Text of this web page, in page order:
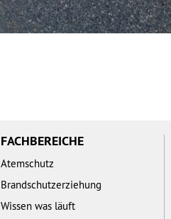
FACHBEREICHE
Atemschutz
Brandschutzerziehung
Wissen was läuft